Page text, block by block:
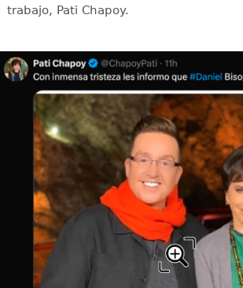
trabajo, Pati Chapoy.